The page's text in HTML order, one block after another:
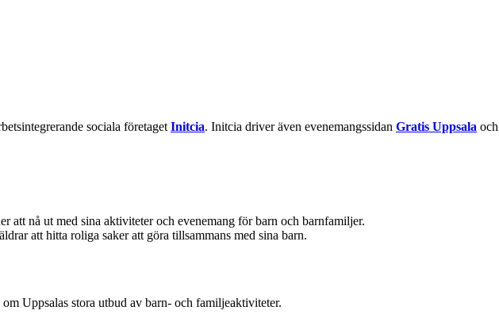
sociala företaget Initcia. Initcia driver även evenemangssidan Gratis Uppsala
att nå ut med sina aktiviteter och evenemang för barn och barnfamiljer.
att hitta roliga saker att göra tillsammans med sina barn.
Uppsalas stora utbud av barn- och familjeaktiviteter.